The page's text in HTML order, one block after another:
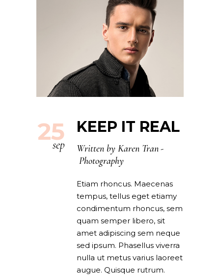
25
sep
KEEP IT REAL
Written by Karen Tran
Photography
Etiam rhoncus. Maecenas
tempus, tellus eget etiamy
condimentum rhoncus, sem
quam semper libero, sit
amet adipiscing sem neque
sed ipsum. Phasellus viverra
nulla ut metus varius laoreet
augue. Quisque rutrum.